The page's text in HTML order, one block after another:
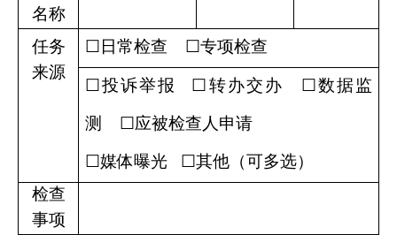
名称
任务
来源
☐日常检查 ☐专项检查
☐投诉举报 ☐转办交办 ☐数据监
测 ☐应被检查 人 申请
☐媒体曝光 ☐其他 （可多选）
检查
事项